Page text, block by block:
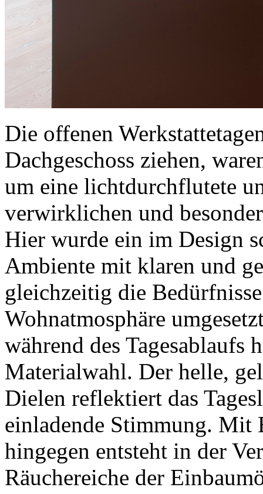
Die offenen
Dachgeschoss ziehen,
um eine lichtdurchflutete
verwirklichen und
Hier wurde ein im Design
Ambiente mit klaren und
gleichzeitig die
Wohnatmosphäre
während des
Materialwahl. Der helle,
Dielen reflektiert das
einladende Stimmung. Mit
hingegen entsteht in der
Räuchereiche der